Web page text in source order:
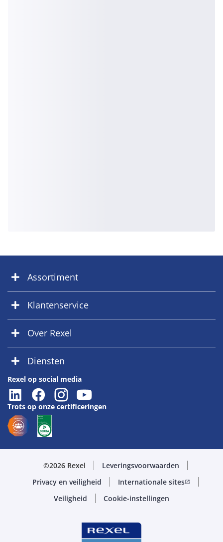
Assortiment
Klantenservice
Over Rexel
Diensten
Rexel op social media
Trots op onze certificeringen
©2026 Rexel
Leveringsvoorwaarden
Privacy en veiligheid
Internationale sitesopen_in_new
Veiligheid Cookie-instellingen